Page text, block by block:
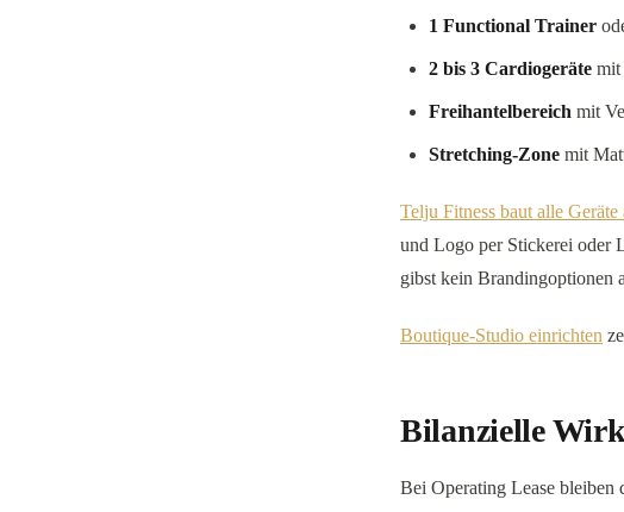
1 Functional Trainer
2 bis 3 Cardiogeräte mit
Freihantelbereich mit
Stretching-Zone mit
Telju Fitness baut alle
und Logo per Stickerei oder
gibst kein Brandingoptionen
Boutique-Studio einrichten
Bilanzielle
Bei Operating Lease bleiben